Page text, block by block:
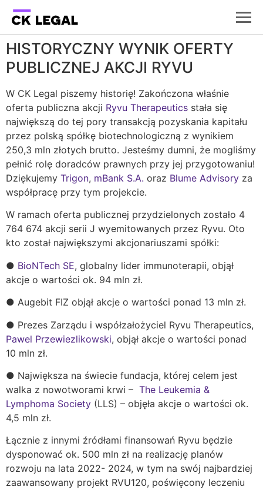
HISTORYCZNY WYNIK OFERTY
PUBLICZNEJ AKCJI RYVU
W CK Legal piszemy historię! Zakończona właśnie
oferta publiczna akcji Ryvu Therapeutics stała się
największą do tej pory transakcją pozyskania kapitału
przez polską spółkę biotechnologiczną z wynikiem
250,3 mln złotych brutto. Jesteśmy dumni, że mogliśmy
pełnić rolę doradców prawnych przy jej przygotowaniu!
Dziękujemy Trigon, mBank S.A. oraz Blume Advisory za
współpracę przy tym projekcie.
W ramach oferta publicznej przydzielonych zostało 4
764 674 akcji serii J wyemitowanych przez Ryvu. Oto
kto został największymi akcjonariuszami spółki:
● BioNTech SE, globalny lider immunoterapii, objął
akcje o wartości ok. 94 mln zł.
● Augebit FIZ objął akcje o wartości ponad 13 mln zł.
● Prezes Zarządu i współzałożyciel Ryvu Therapeutics,
Pawel Przewiezlikowski, objął akcje o wartości ponad
10 mln zł.
● Największa na świecie fundacja, której celem jest
walka z nowotworami krwi – The Leukemia &
Lymphoma Society (LLS) – objęła akcje o wartości ok.
4,5 mln zł.
Łącznie z innymi źródłami finansowań Ryvu będzie
dysponować ok. 500 mln zł na realizację planów
rozwoju na lata 2022- 2024, w tym na swój najbardziej
zaawansowany projekt RVU120, poświęcony leczeniu